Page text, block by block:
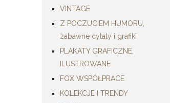
VINTAGE
Z POCZUCIEM HUMORU,
zabawne cytaty i grafiki
PLAKATY GRAFICZNE,
ILUSTROWANE
FOX WSPÓŁPRACE
KOLEKCJE I TRENDY